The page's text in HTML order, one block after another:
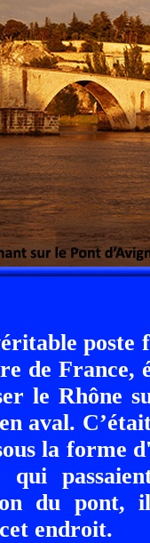
de France,
le Rhône
aval.
la forme
qui
du pont,
endroit.